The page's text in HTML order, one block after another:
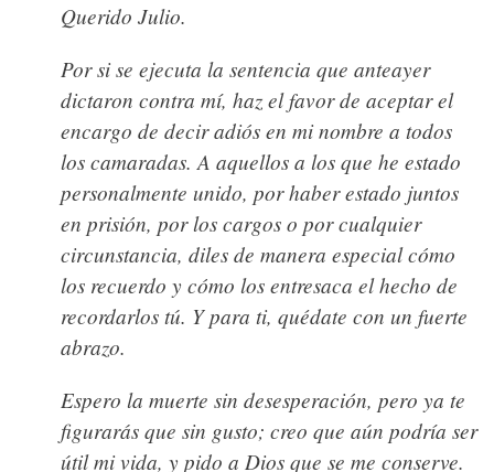
Querido Julio.
Por si se ejecuta la sentencia que anteayer
dictaron contra mí, haz el favor de aceptar el
encargo de decir adiós en mi nombre a todos
los camaradas. A aquellos a los que he estado
personalmente unido, por haber estado juntos
en prisión, por los cargos o por cualquier
circunstancia, diles de manera especial cómo
los recuerdo y cómo los entresaca el hecho de
recordarlos tú. Y para ti, quédate con un fuerte
abrazo.
Espero la muerte sin desesperación, pero ya te
figurarás que sin gusto; creo que aún podría ser
útil mi vida, y pido a Dios que se me conserve.